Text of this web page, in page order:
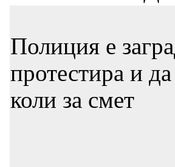
Полиция е
протестира и
коли за смет